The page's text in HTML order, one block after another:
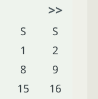
>>
S
S
1
2
8
9
15
16